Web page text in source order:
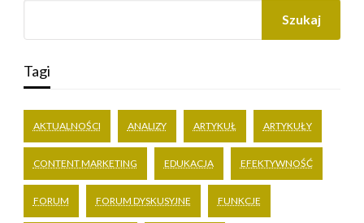
Szukaj
Tagi
AKTUALNOŚCI ANALIZY ARTYKUŁ ARTYKUŁY
CONTENT MARKETING EDUKACJA EFEKTYWNOŚĆ
FORUM FORUM DYSKUSYJNE FUNKCJE